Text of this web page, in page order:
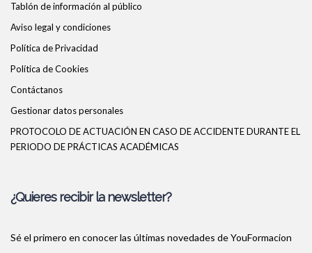
Tablón de información al público
Aviso legal y condiciones
Política de Privacidad
Política de Cookies
Contáctanos
Gestionar datos personales
PROTOCOLO DE ACTUACIÓN EN CASO DE ACCIDENTE DURANTE EL
PERIODO DE PRÁCTICAS ACADÉMICAS
¿Quieres recibir la newsletter?
Sé el primero en conocer las últimas novedades de YouFormacion